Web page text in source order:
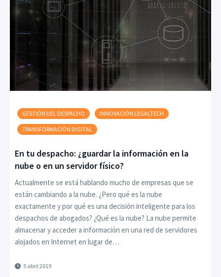
GESTIÓN DEL DESPACHO INNOVACIÓN LEGALTECH
TRANSFORMACIÓN DIGITAL
En tu despacho: ¿guardar la información en la
nube o en un servidor físico?
Actualmente se está hablando mucho de empresas que se
están cambiando a la nube. ¿Pero qué es la nube
exactamente y por qué es una decisión inteligente para los
despachos de abogados? ¿Qué es la nube? La nube permite
almacenar y acceder a información en una red de servidores
alojados en Internet en lugar de…
5 abril 2019